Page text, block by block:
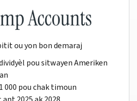
ou yon bon demaraj
pou sitwayen Ameriken
000 pou chak timoun